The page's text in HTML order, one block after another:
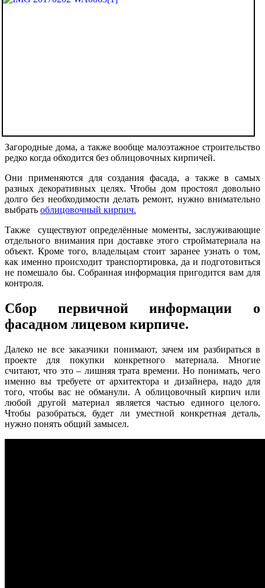
Загородные дома, а также вообще малоэтажное строительство
редко когда обходится без облицовочных кирпичей.
Они применяются для создания фасада, а также в самых
разных декоративных целях. Чтобы дом простоял довольно
долго без необходимости делать ремонт, нужно внимательно
выбрать облицовочный кирпич.
Также существуют определённые моменты, заслуживающие
отдельного внимания при доставке этого стройматериала на
объект. Кроме того, владельцам стоит заранее узнать о том,
как именно происходит транспортировка, да и подготовиться
не помешало бы. Собранная информация пригодится вам для
контроля.
Сбор первичной информации о
фасадном лицевом кирпиче.
Далеко не все заказчики понимают, зачем им разбираться в
проекте для покупки конкретного материала. Многие
считают, что это – лишняя трата времени. Но понимать, чего
именно вы требуете от архитектора и дизайнера, надо для
того, чтобы вас не обманули. А облицовочный кирпич или
любой другой материал является частью единого целого.
Чтобы разобраться, будет ли уместной конкретная деталь,
нужно понять общий замысел.